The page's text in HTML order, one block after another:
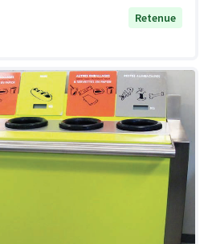
Retenue